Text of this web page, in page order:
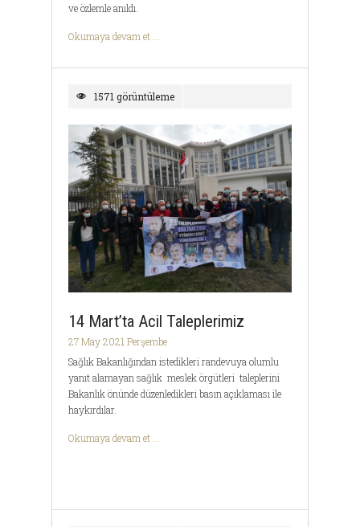
ve özlemle anıldı.
Okumaya devam et ...
1571 görüntüleme
14 Mart’ta Acil Taleplerimiz
27 May 2021 Perşembe
Sağlık Bakanlığından istedikleri randevuya olumlu
yanıt alamayan sağlık meslek örgütleri taleplerini
Bakanlık önünde düzenledikleri basın açıklaması ile
haykırdılar.
Okumaya devam et ...